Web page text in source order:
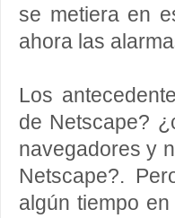
se metiera en
ahora las
Los
de Netscape?
navegadores y
Netscape?.
algún tiempo